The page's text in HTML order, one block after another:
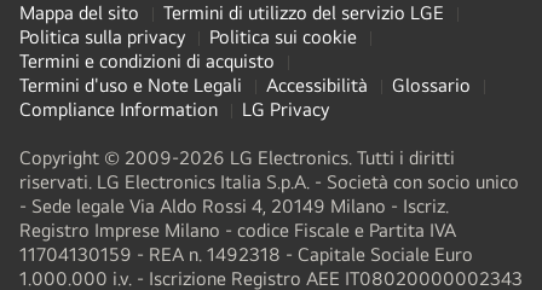
Mappa del sito
Termini di utilizzo del servizio LGE
Politica sulla privacy
Politica sui cookie
Termini e condizioni di acquisto
Termini d'uso e Note Legali
Accessibilità
Glossario
Compliance Information
LG Privacy
Copyright © 2009-2026 LG Electronics. Tutti i diritti
riservati. LG Electronics Italia S.p.A. - Società con socio unico
- Sede legale Via Aldo Rossi 4, 20149 Milano - Iscriz.
Registro Imprese Milano - codice Fiscale e Partita IVA
11704130159 - REA n. 1492318 - Capitale Sociale Euro
1.000.000 i.v. - Iscrizione Registro AEE IT08020000002343​